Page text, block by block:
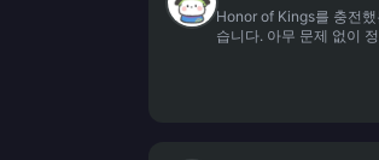
Honor of Kings를 충전
습니다. 아무 문제 없이